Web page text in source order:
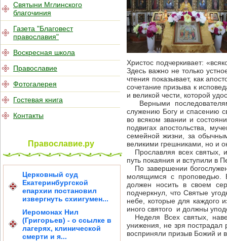
Святыни Мглинского
благочиния
Газета "Благовест
православия"
Воскресная школа
Православие
Фотогалерея
Гостевая книга
Контакты
Православие.ру
Церковный суд
Екатеринбургской
епархии постановил
извергнуть схиигумен...
Иеромонах Нил
(Григорьев) - о ссылке в
лагерях, клинической
смерти и я...
Христос подчеркивает:
Здесь важно не только
чтения показывает, как
сочетание призыва к
и великой чести, которой
Верными
служению Богу и спасению
во всяком звании и
подвигах апостольства,
семейной жизни, за
великими грешниками, но и
Прославляя всех святых,
путь покаяния и вступили в
По завершении
молящимся с проповедью.
должен носить в своем
подчеркнул, что Святые
небе, которые для каждого
иного святого и должны
Неделя Всех святых,
унижения, не зря пострадал
восприняли призыв Божий и